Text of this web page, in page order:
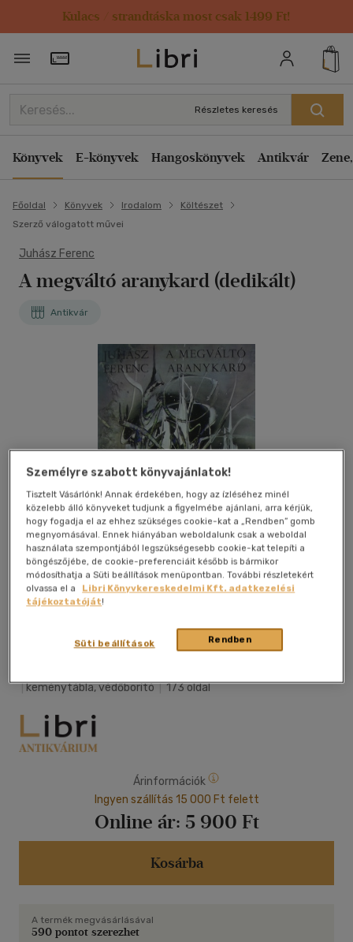
Kulacs / strandtáska most csak 1499 Ft!
Törzsvásárlói Kártya adatai
Részletes keresés
Könyvek E-könyvek Hangoskönyvek Antikvár
Főoldal Könyvek Irodalom
Költészet
Szerző válogatott művei
Juhász Ferenc
A megváltó aranykard (dedikált)
Antikvár
|keménytábla, védőborító|173 oldal
Árinformációk
Ingyen szállítás 15 000 Ft felett
Online ár: 5 900 Ft
Kosárba
A termék megvásárlásával
590 pontot szerezhet
Személyre szabott könyvajánlatok!
Tisztelt Vásárlónk! Annak érdekében, hogy az ízléséhez minél
közelebb álló könyveket tudjunk a figyelmébe ajánlani, arra kérjük,
hogy fogadja el az ehhez szükséges cookie-kat a „Rendben” gomb
megnyomásával. Ennek hiányában weboldalunk csak a weboldal
használata szempontjából legszükségesebb cookie-kat telepíti a
böngészőjébe, de cookie-preferenciáit később is bármikor
módosíthatja a Süti beállítások menüpontban. További részletekért
olvassa el a
Libri Könyvkereskedelmi Kft. adatkezelési
tájékoztatóját!
Rendben
Süti beállítások